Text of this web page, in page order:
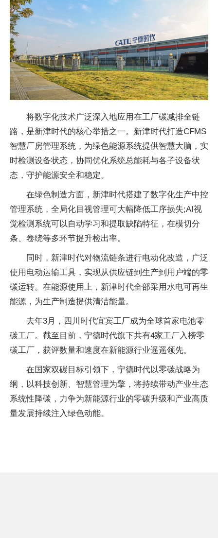
将数字化技术广泛深入地应用在工厂碳减排全链
路，是新津时代的核心举措之一。新津时代打造CFMS
智慧厂房管理系统，为绿色能源系统提供智慧大脑，实
时检测设备状态，协同优化系统总能耗与各子设备状
态，守护能源安全和稳定。
在绿色制造方面，新津时代搭建了数字化生产中控
管理系统，全局化目视管理可大幅降低工序损失;AI视
觉检测系统可以自动学习和提取缺陷特征，在模切分
条、卷绕等多环节提升检出率。
同时，新津时代对物流链条进行电动化改造，广泛
使用电动运输工具，实现从供应链到生产到用户端的零
碳运转。在能源使用上，新津时代全部采用水电可再生
能源，为生产制造提供清洁能量。
去年3月，四川时代宜宾工厂成为全球首家电池零
碳工厂。截至目前，宁德时代旗下共有4家工厂入榜零
碳工厂，获评数量和速度在新能源行业遥遥领先。
在国家双碳目标引领下，宁德时代以零碳战略为
纲，以科技创新、智慧管理为擎，将持续带动产业生态
系统性降碳，力争为新能源行业的零碳升级和产业高质
量发展持续注入绿色动能。